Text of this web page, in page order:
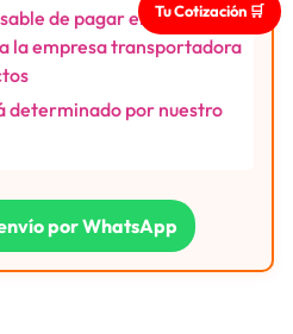
de pagar el costo
la empresa transportadora
determinado por nuestro
por WhatsApp
Tu Cotización 🛒